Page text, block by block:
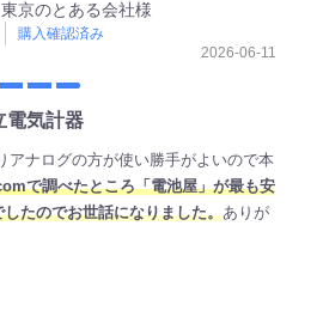
東京のとある会社様
購入確認済み
2026-06-11
電気計器
アナログの方が使い勝手がよいので本
で調べたところ「電池屋」が最も安
たのでお世話になりました。ありが